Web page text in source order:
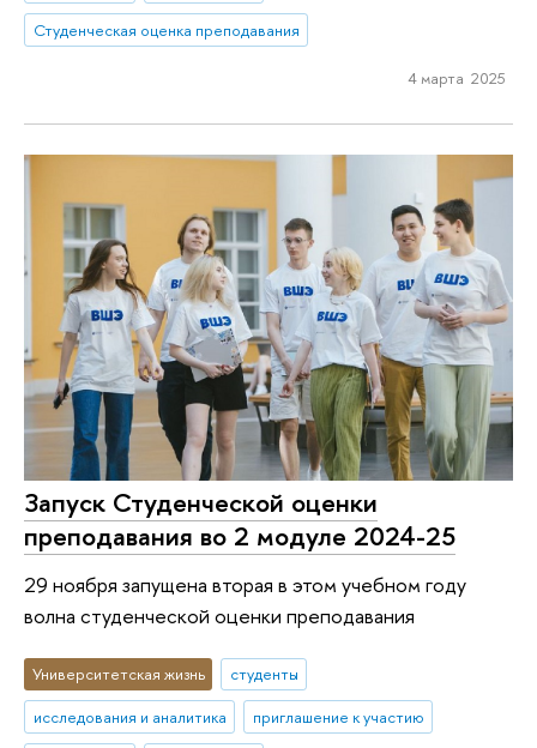
Студенческая оценка преподавания
4 марта 2025
Запуск Студенческой оценки
преподавания во 2 модуле 2024-25
29 ноября запущена вторая в этом учебном году
волна студенческой оценки преподавания
Университетская жизнь
студенты
исследования и аналитика
приглашение к участию